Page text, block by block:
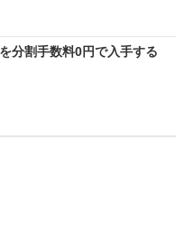
分割手数料0円で入手する